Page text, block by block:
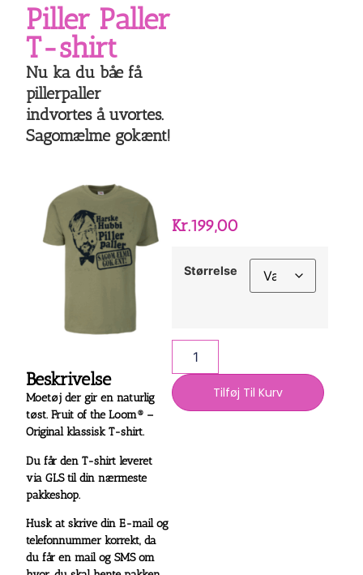
Piller Paller
T-shirt
Nu ka du båe få
pillerpaller
indvortes å uvortes.
Sagomælme gokænt!
Beskrivelse
Moetøj der gir en naturlig
tøst.Fruit of the Loom® –
Original klassisk T-shirt.
Du får den T-shirt leveret
via GLS til din nærmeste
pakkeshop.
Husk at skrive din E-mail og
telefonnummer korrekt, da
du får en mail og SMS om
Kr.199,00
Størrelse
Tilføj Til Kurv